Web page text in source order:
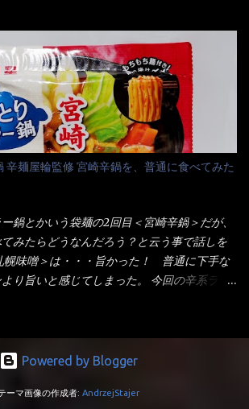
りカップ内に対流が起こり、表層が泡立っ
たのが、ホワイトカップ丼型です。 こちら
と同時に、スープも満遍なく全体に行き渡
移動させ、具とスープは最後に移すとこうな
ではないか！ やはり一部粉末スープが縦型
いたので、ぜーんぶ箸等で落としてホワイ
を見ると、カップヌードルとしては太く平
■蒙古タンメン中本の麺 蒙古タンメンの方
ですが麺の厚みがあるような・・・ 食感
げた状態は・・・ ■カップヌードル激辛味噌 ■
プ どちらも箸で持ち上げた感じは、重
伸びたような麺と云っていいかもしれな
とストレートか...
ゃん！（知るのが遅い） リニューアル前の
でもここ数年は、カップ麺の方が話題性も
だって話題性の無いのを食べても・・・しょ
本で話題性が無いのに、外国の人には尚更ね
サッポロ一番】と云われる程だが、10年位前
！ それは『マルちゃん正麺』と云われる商
大御所俳優の役所広司を起用したCMで一躍
・その後ライバルとして日清から【ラ王】
回の【日清のラーメン屋さん】は、袋麺と
ション・・・ 事実ラ王は、HPでは別扱い！
どと一緒くたの扱い。 袋麺はスープは粉末
う！？だから味は・・・イマイチ（小生感
す。 正直現在のインスタント麺では、最先
てね！／と泣いているから・・・買いまし
ましょうか！ トッピングは生憎とモヤシの
キャベツだ！鍋に湯を沸かしキャベツをボ
辛麺屋輪監修 宮崎辛鍋を、普通に食べてみた
鍋とかいう袋麺の2回目＜宮崎辛鍋＞だが、
みたらどうなんだろう？と云う事で話しを
幌味噌＞は・・・旨かった！ 普通に下手な
り旨いと感じてしまった。 今回の辛系ラー
す。辛麺屋輪をイメージした唐辛子の辛みと
に鍋によく合う麺が付いて〆まで楽しめま
麺にからむ粗い唐辛子がくせになる味わ
Powered by Blogger
ーマ画像の作成者: AndrzejStajer